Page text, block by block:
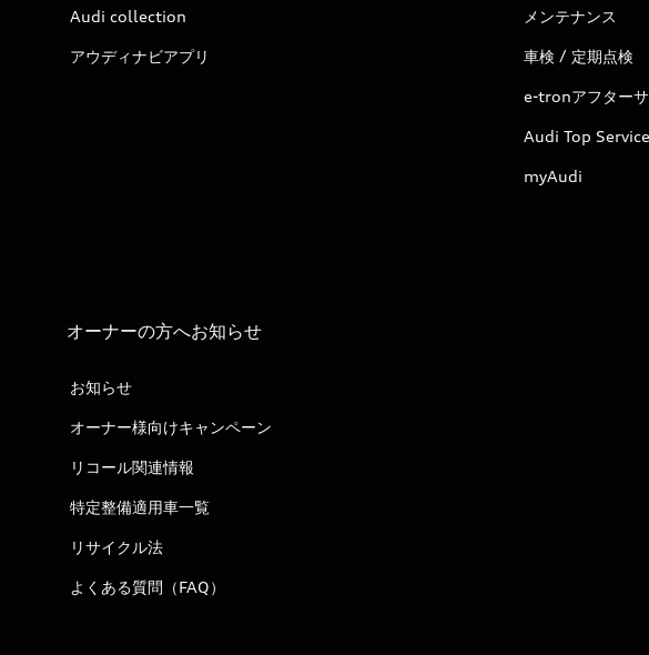
Audi collection
アウディナビアプリ
メンテナンス
車検 / 定期点検
e-tronアフターサ
Audi Top
myAudi
オーナーの方へお知らせ
お知らせ
オーナー様向けキャンペーン
リコール関連情報
特定整備適用車一覧
リサイクル法
よくある質問（FAQ）